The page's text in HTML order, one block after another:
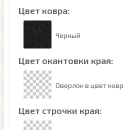
Цвет ковра:
Черный
Цвет окантовки края:
Оверлок в цвет
Цвет строчки края: